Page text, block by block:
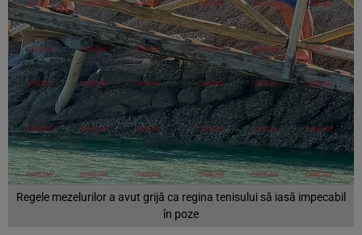
Regele mezelurilor a avut grijă ca regina tenisului să iasă impecabil
în poze